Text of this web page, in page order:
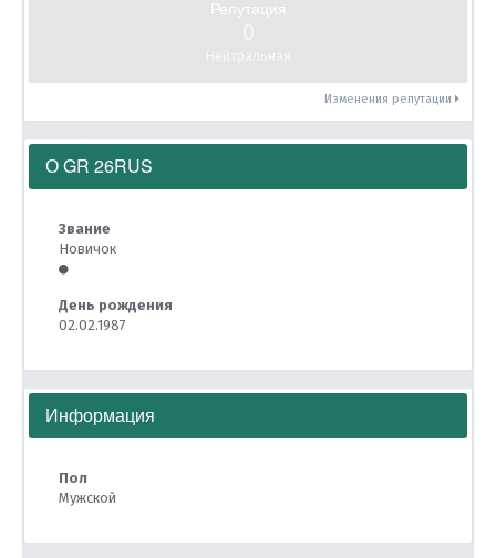
Репутация
Изменения репутации
О GR 26RUS
Звание
Новичок
День рождения
02.02.1987
Информация
Пол
Мужской